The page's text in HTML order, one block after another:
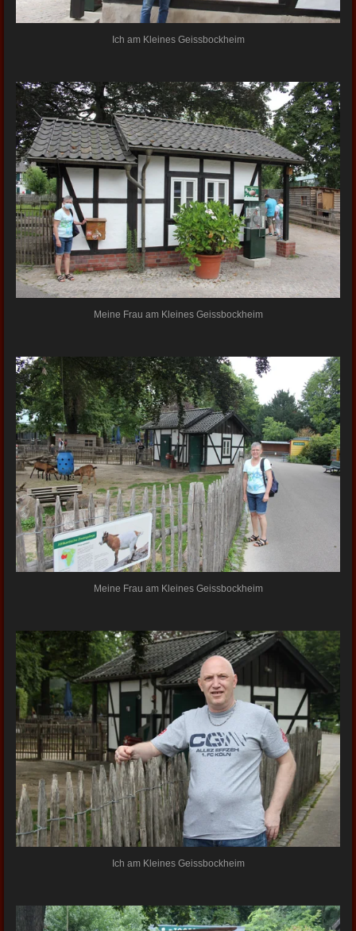
Ich am Kleines Geissbockheim
Meine Frau am Kleines Geissbockheim
Meine Frau am Kleines Geissbockheim
Ich am Kleines Geissbockheim